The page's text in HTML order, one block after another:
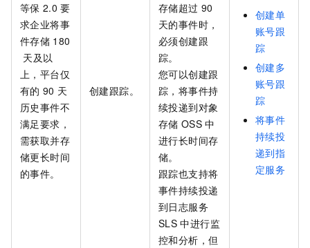
等保 2.0 要
求企业将事
件存储 180
天及以
上，平台仅
有的 90 天
历史事件不
满足要求，
需获取并存
储更长时间
的事件。
创建跟踪。
存储超过 90
天的事件时，
必须创建跟
踪。
您可以创建跟
踪，将事件持
续投递到对象
存储 OSS 中
进行长时间存
储。
跟踪也支持将
事件持续投递
到日志服务
SLS 中进行监
控和分析，但
创建单
账号跟
踪
创建多
账号跟
踪
将事件
持续投
递到指
定服务